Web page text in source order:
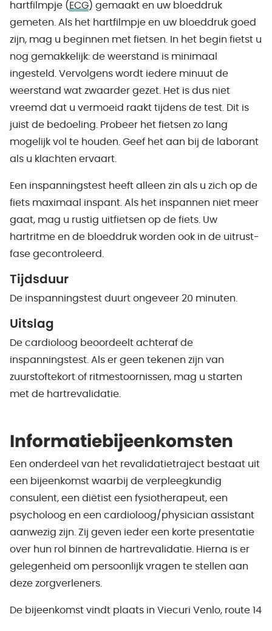
hartfilmpje ( ECG) gemaakt en uw bloeddruk
gemeten. Als het hartfilmpje en uw bloeddruk goed
zijn, mag u beginnen met fietsen. In het begin fietst u
nog gemakkelijk: de weerstand is minimaal
ingesteld. Vervolgens wordt iedere minuut de
weerstand wat zwaarder gezet. Het is dus niet
vreemd dat u vermoeid raakt tijdens de test. Dit is
juist de bedoeling. Probeer het fietsen zo lang
mogelijk vol te houden. Geef het aan bij de laborant
als u klachten ervaart.
Een inspanningstest heeft alleen zin als u zich op de
fiets maximaal inspant. Als het inspannen niet meer
gaat, mag u rustig uitfietsen op de fiets. Uw
hartritme en de bloeddruk worden ook in de uitrust-
fase gecontroleerd.
Tijdsduur
De inspanningstest duurt ongeveer 20 minuten.
Uitslag
De cardioloog beoordeelt achteraf de
inspanningstest. Als er geen tekenen zijn van
zuurstoftekort of ritmestoornissen, mag u starten
met de hartrevalidatie.
Informatiebijeenkomsten
Een onderdeel van het revalidatietraject bestaat uit
een bijeenkomst waarbij de verpleegkundig
consulent, een diëtist een fysiotherapeut, een
psycholoog en een cardioloog/physician assistant
aanwezig zijn. Zij geven ieder een korte presentatie
over hun rol binnen de hartrevalidatie. Hierna is er
gelegenheid om persoonlijk vragen te stellen aan
deze zorgverleners.
De bijeenkomst vindt plaats in Viecuri Venlo, route 14